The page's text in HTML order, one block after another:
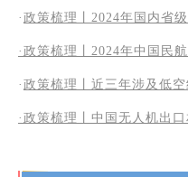
· 政策梳理丨2024年国内省
·政策梳理丨2024年中国民
· 政策梳理丨近三年涉及低
· 政策梳理丨中国无人机出